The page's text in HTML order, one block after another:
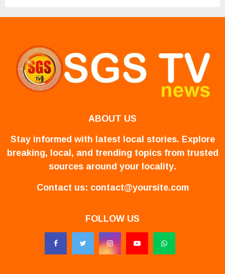
ABOUT US
Stay informed with latest local stories. Explore
breaking, local, and trending topics from trusted
sources around your locality.
Contact us: contact@yoursite.com
FOLLOW US